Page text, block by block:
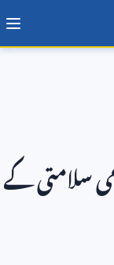
سلامتی کے